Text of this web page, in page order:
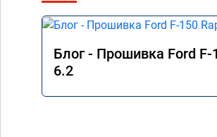
Блог - Прошивка Ford F-
6.2